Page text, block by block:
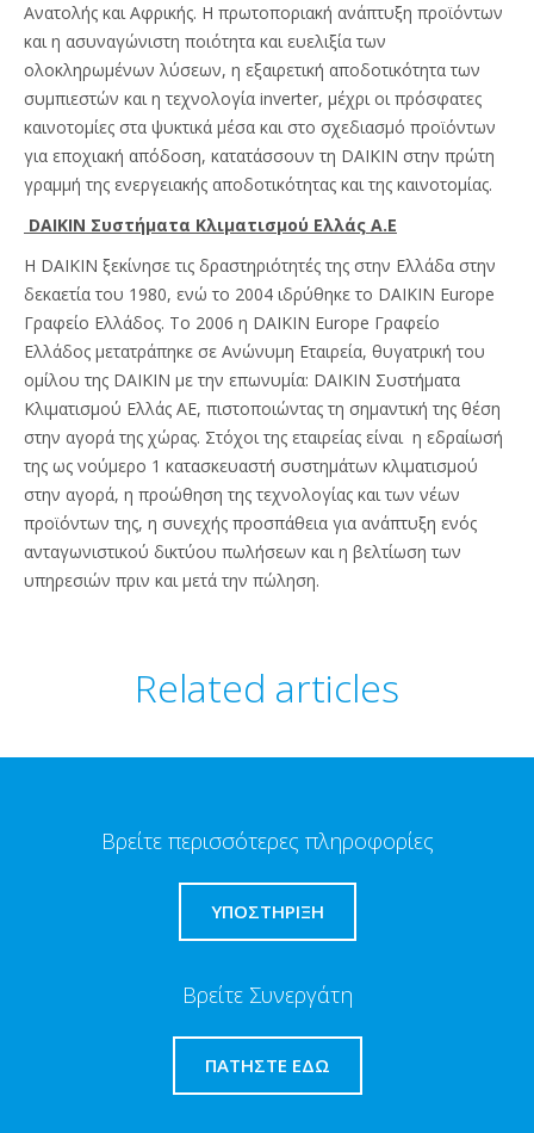
Ανατολής και Αφρικής. Η πρωτοποριακή ανάπτυξη προϊόντων
και η ασυναγώνιστη ποιότητα και ευελιξία των
ολοκληρωμένων λύσεων, η εξαιρετική αποδοτικότητα των
συμπιεστών και η τεχνολογία inverter, μέχρι οι πρόσφατες
καινοτομίες στα ψυκτικά μέσα και στο σχεδιασμό προϊόντων
για εποχιακή απόδοση, κατατάσσουν τη DAIKIN στην πρώτη
γραμμή της ενεργειακής αποδοτικότητας και της καινοτομίας.
DAIKIN Συστήματα Κλιματισμού Ελλάς Α.Ε
Η DAIKIN ξεκίνησε τις δραστηριότητές της στην Ελλάδα στην
δεκαετία του 1980, ενώ το 2004 ιδρύθηκε το DAIKIN Europe
Γραφείο Ελλάδος. Το 2006 η DAIKIN Europe Γραφείο
Ελλάδος μετατράπηκε σε Ανώνυμη Εταιρεία, θυγατρική του
ομίλου της DAIKIN με την επωνυμία: DAIKIN Συστήματα
Κλιματισμού Ελλάς ΑΕ, πιστοποιώντας τη σημαντική της θέση
στην αγορά της χώρας. Στόχοι της εταιρείας είναι η εδραίωσή
της ως νούμερο 1 κατασκευαστή συστημάτων κλιματισμού
στην αγορά, η προώθηση της τεχνολογίας και των νέων
προϊόντων της, η συνεχής προσπάθεια για ανάπτυξη ενός
ανταγωνιστικού δικτύου πωλήσεων και η βελτίωση των
υπηρεσιών πριν και μετά την πώληση.
Related articles
Βρείτε περισσότερες πληροφορίες
ΥΠΟΣΤΗΡΙΞΗ
Βρείτε Συνεργάτη
ΠΑΤΉΣΤΕ ΕΔΏ